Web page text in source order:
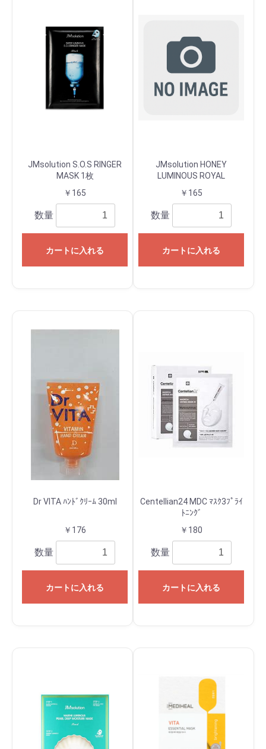
JMsolution S.O.S RINGER
MASK 1枚
￥165
数量
カートに入れる
JMsolution HONEY
LUMINOUS ROYAL
￥165
数量
カートに入れる
Dr VITA ﾊﾝﾄﾞｸﾘｰﾑ 30ml
￥176
数量
カートに入れる
Centellian24 MDC ﾏｽｸ3ﾌﾟﾗｲ
ﾄﾆﾝｸﾞ
￥180
数量
カートに入れる